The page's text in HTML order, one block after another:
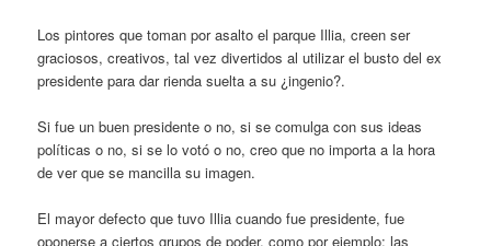
Los pintores que toman por asalto el parque Illia, creen ser
graciosos, creativos, tal vez divertidos al utilizar el busto del ex
presidente para dar rienda suelta a su ¿ingenio?.
Si fue un buen presidente o no, si se comulga con sus ideas
políticas o no, si se lo votó o no, creo que no importa a la hora
de ver que se mancilla su imagen.
El mayor defecto que tuvo Illia cuando fue presidente, fue
oponerse a ciertos grupos de poder, como por ejemplo: las